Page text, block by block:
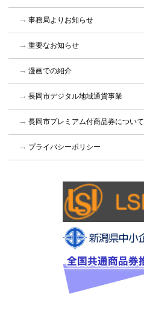
事務局よりお知らせ
重要なお知らせ
漫画での紹介
長岡市デジタル地域通貨事業
長岡市プレミアム付商品券について
プライバシーポリシー